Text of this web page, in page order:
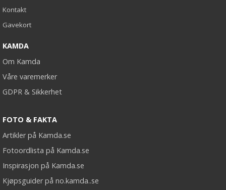
Kontakt
Gavekort
KAMDA
Om Kamda
Våre varemerker
GDPR & Sikkerhet
FOTO & FAKTA
Artikler på Kamda.se
Fotoordlista på Kamda.se
Inspirasjon på Kamda.se
Kjøpsguider på no.kamda..se